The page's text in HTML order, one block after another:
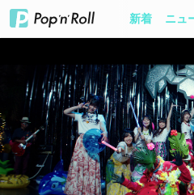
新着 ニュ